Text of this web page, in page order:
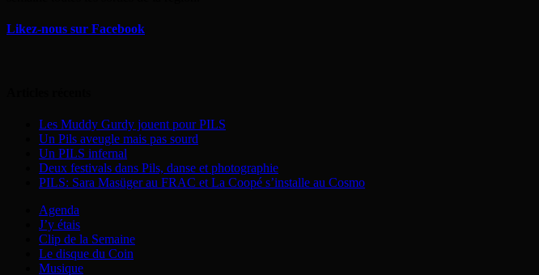
Likez-nous sur Facebook
Les Muddy Gurdy jouent pour PILS
Un Pils aveugle mais pas sourd
Un PILS infernal
Deux festivals dans Pils, danse et photographie
PILS: Sara Masüger au FRAC et La Coopé s’installe au Cosmo
Agenda
J’y étais
Clip de la Semaine
Le disque du Coin
Musique